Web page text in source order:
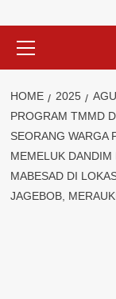
Menu
HOME 2025
PROGRAM TMMD
SEORANG WARGA
MEMELUK DANDIM
MABESAD DI
JAGEBOB,